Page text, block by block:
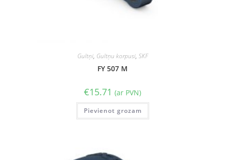
Gultņi, Gultņu korpusi, SKF
FY 507 M
€15.71 (ar PVN)
Pievienot grozam